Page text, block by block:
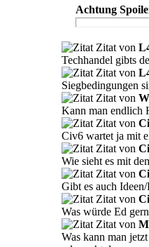
Achtung
Zitat von
Techhandel gibts
Zitat von
Siegbedingungen
Zitat von
Kann man endlich
Zitat von
Civ6 wartet ja mit
Zitat von
Wie sieht es mit
Zitat von
Gibt es auch
Zitat von
Was würde Ed
Zitat von
Was kann man